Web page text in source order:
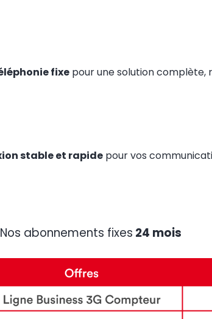
fixe pour une solution complète,
stable et rapide pour vos
Nos abonnements fixes 24 mois